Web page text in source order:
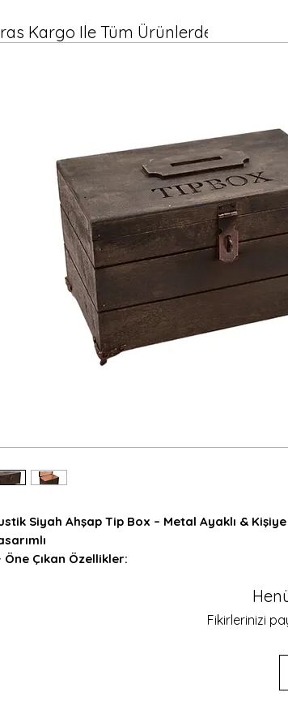
Siyah Ahşap Tip Box – Metal Ayaklı &
Öne Çıkan Özellikler:
%100 doğal kayın ağacı, el yapımı ve
Rustik siyah su bazlı vernik ile
Hem estetik hem dayanıklı;
İsim veya kurumsal logo
Fikirlerinizi
Kargo Ile Tüm Ürünlerde Ücretsiz